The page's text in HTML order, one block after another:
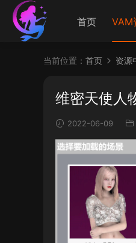
首页 VAM
当前位置： 首页 资源
维密天使人
2022-06-09